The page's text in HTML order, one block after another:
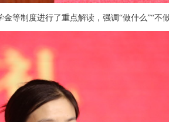
等制度进行了重点解读，强调“做什么”“不